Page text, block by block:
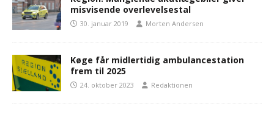
misvisende overlevelsestal
30. januar 2019 Morten Andersen
Køge får midlertidig ambulancestation
frem til 2025
24. oktober 2023 Redaktionen